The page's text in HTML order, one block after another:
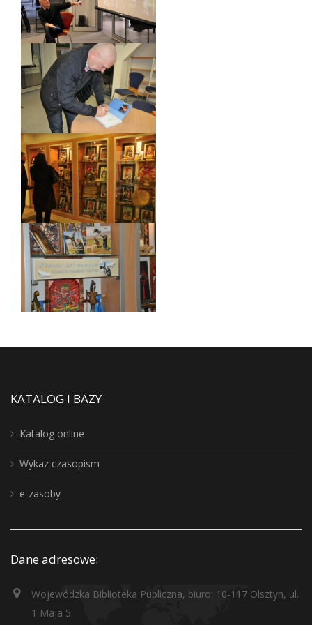
KATALOG I BAZY
Katalog online
Wykaz czasopism
e-zasoby
Dane adresowe:
Wojewódzka Biblioteka Publiczna, biuro: 10-117 Olsztyn, ul.
1 Maja 5